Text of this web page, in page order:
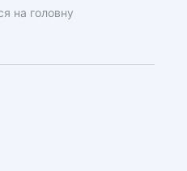
на головну